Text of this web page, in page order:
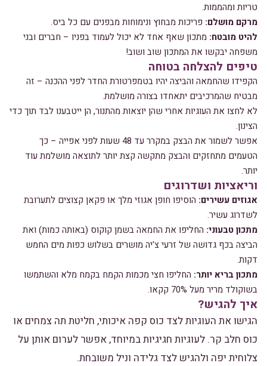
טריות ומהממות.
מרקם מושלם: פריכות מבחוץ ונימוחות מבפנים עם כל ביס.
להיט מובטח: מתכון שאף אחד לא יכול לעמוד בפניו – חברים ובני
משפחה יבקשו את המתכון שוב ושוב!
טיפים להצלחה בטוחה
הקפידו שהחמאה והביצה יהיו בטמפרטורת החדר לפני ההכנה – זה
מבטיח שהמרכיבים יתאחדו בצורה מושלמת.
לא לחצו את העוגיות אחרי שהן יוצאות מהתנור, הן ייטבענו לבד תוך כדי
הצינון.
אפשר לשמור את הבצק במקרר עד 48 שעות לפני אפייה – כך
הטעמים מתחזקים והבצק מתקשה קצת יותר לתוצאה מושלמת עוד
יותר.
וריאציות ושדרוגים
אגוזים עשירים: הוסיפו חופן אגוזי מלך או פקאן קצוצים לתערובת
לשדרוג עשיר.
מתכון טבעוני: החליפו את החמאה בשמן קוקוס (באותה כמות) ואת
הביצה בכף גדושה של זרעי צ'יה מושרים בשלוש כפות מים החמש
דקות.
מתכון בריא יותר: החליפו חצי מכמות הקמח בקמח מלא והשתמשו
בשוקולד מריר מעל 70% קקאו.
איך להגיש?
הגישו את העוגיות לצד כוס קפה איכותי, חליטת תה צמחים או
כוס חלב קר. לעוגיות חגיגיות במיוחד, אפשר לערום אותן על
צלוחית יפה ולהגיש לצד גלידה וניל משובחת.